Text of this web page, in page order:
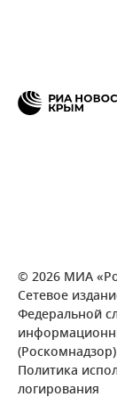
© 2026 МИА
Сетевое
Федеральной
Политика
логирования